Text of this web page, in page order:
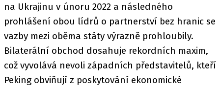
na Ukrajinu v únoru 2022 a následného
prohlášení obou lídrů o partnerství bez hranic se
vazby mezi oběma státy výrazně prohloubily.
Bilaterální obchod dosahuje rekordních maxim,
což vyvolává nevoli západních představitelů, kteří
Peking obviňují z poskytování ekonomické